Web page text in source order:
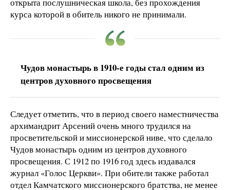
курса которой в обитель никого не принимали.
Чудов монастырь в 1910-е годы стал одним из
центров духовного просвещения
Следует отметить, что в период своего наместничества
архимандрит Арсений очень много трудился на
просветительской и миссионерской ниве, что сделало
Чудов монастырь одним из центров духовного
просвещения. С 1912 по 1916 год здесь издавался
журнал «Голос Церкви». При обители также работал
отдел Камчатского миссионерского братства, не менее